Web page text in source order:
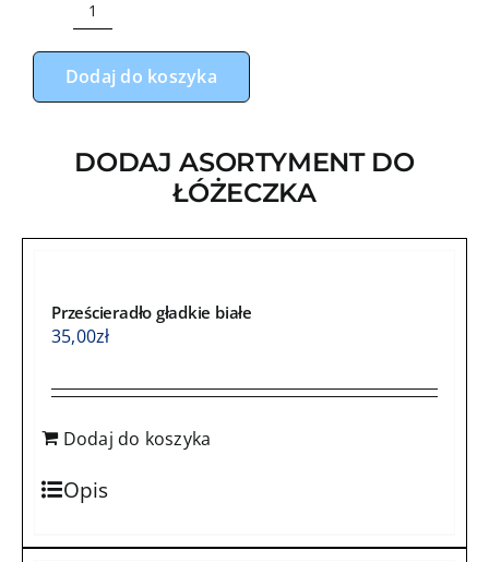
ilość
Zestaw
do
szary
Dodaj do koszyka
DODAJ ASORTYMENT DO
ŁÓŻECZKA
Prześcieradło gładkie białe
35,00zł
Dodaj do koszyka
Opis